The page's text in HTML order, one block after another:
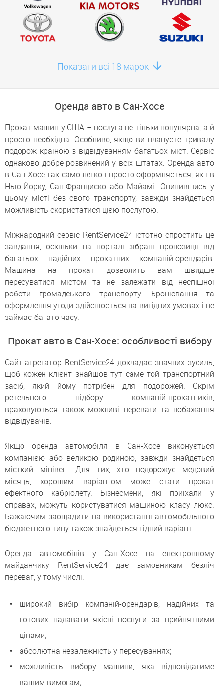
Показати всі 18 марок
Оренда авто в Сан-Хосе
Прокат машин у США – послуга не тільки популярна, а й
просто необхідна. Особливо, якщо ви плануєте тривалу
подорож країною з відвідуванням багатьох міст. Сервіс
однаково добре розвинений у всіх штатах. Оренда авто
в Сан-Хосе так само легко і просто оформляється, як і в
Нью-Йорку, Сан-Франциско або Майамі. Опинившись у
цьому місті без свого транспорту, завжди знайдеться
можливість скористатися цією послугою.
Міжнародний сервіс RentService24 істотно спростить це
завдання, оскільки на порталі зібрані пропозиції від
багатьох надійних прокатних компаній-орендарів.
Машина на прокат дозволить вам швидше
пересуватися містом та не залежати від неспішної
роботи громадського транспорту. Бронювання та
оформлення угоди здійснюється на вигідних умовах і не
займає багато часу.
Прокат авто в Сан-Хосе: особливості вибору
Сайт-агрегатор RentService24 докладає значних зусиль,
щоб кожен клієнт знайшов тут саме той транспортний
засіб, який йому потрібен для подорожей. Окрім
ретельного підбору компаній-прокатників,
враховуються також можливі переваги та побажання
відвідувачів.
Якщо оренда автомобіля в Сан-Хосе виконується
компанією або великою родиною, завжди знайдеться
місткий мінівен. Для тих, хто подорожує медовий
місяць, хорошим варіантом може стати прокат
ефектного кабріолету. Бізнесмени, які приїхали у
справах, можуть користуватися машиною класу люкс.
Бажаючим заощадити на використанні автомобільного
бюджетного типу також знайдеться гідний варіант.
Оренда автомобілів у Сан-Хосе на електронному
майданчику RentService24 дає замовникам безліч
переваг, у тому числі:
широкий вибір компаній-орендарів, надійних та
готових надавати якісні послуги за прийнятними
цінами;
абсолютна незалежність у пересуваннях;
можливість вибору машини, яка відповідатиме
вашим вимогам;